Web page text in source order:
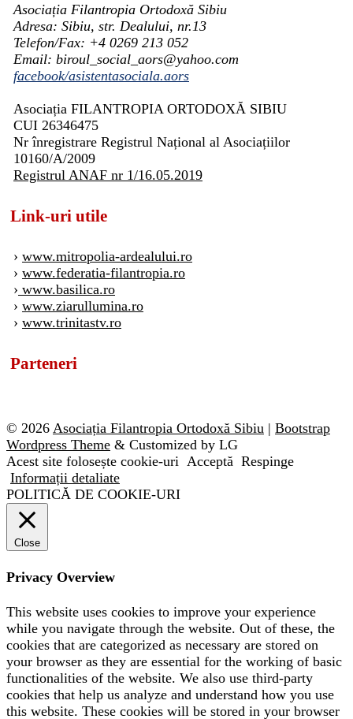
Asociația Filantropia Ortodoxă Sibiu
Adresa: Sibiu, str. Dealului, nr.13
Telefon/Fax: +4 0269 213 052
Email: biroul_social_aors@yahoo.com
facebook/asistentasociala.aors
Asociația FILANTROPIA ORTODOXĂ SIBIU
CUI 26346475
Nr înregistrare Registrul Național al Asociațiilor
10160/A/2009
Registrul ANAF nr 1/16.05.2019
Link-uri utile
› www.mitropolia-ardealului.ro
› www.federatia-filantropia.ro
› www.basilica.ro
› www.ziarullumina.ro
› www.trinitastv.ro
Parteneri
© 2026 Asociația Filantropia Ortodoxă Sibiu | Bootstrap
Wordpress Theme & Customized by LG
Acest site folosește cookie-uri Acceptă Respinge
Informații detaliate
POLITICĂ DE COOKIE-URI
Close
Privacy Overview
This website uses cookies to improve your experience
while you navigate through the website. Out of these, the
cookies that are categorized as necessary are stored on
your browser as they are essential for the working of basic
functionalities of the website. We also use third-party
cookies that help us analyze and understand how you use
this website. These cookies will be stored in your browser